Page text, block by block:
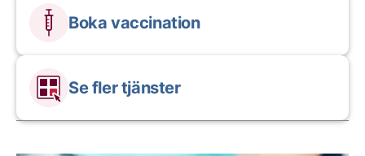
Boka vaccination
Se fler tjänster